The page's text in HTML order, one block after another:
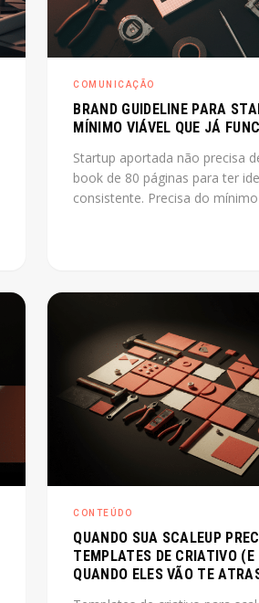
COMUNICAÇÃO
BRAND GUIDELINE PARA
MÍNIMO VIÁVEL QUE JÁ
Startup aportada não precisa
book de 80 páginas para ter
consistente. Precisa do
CONTEÚDO
QUANDO SUA SCALEUP
TEMPLATES DE CRIATIVO (E
QUANDO ELES VÃO TE